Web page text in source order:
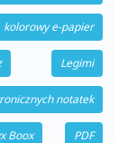
kolorowy e-papier
Legimi
notatek
Boox PDF